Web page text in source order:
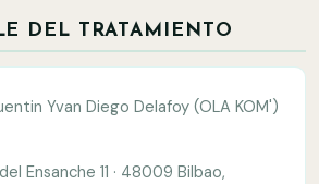
DEL TRATAMIENTO
Yvan Diego Delafoy (OLA KOM')
Ensanche 11 · 48009 Bilbao,